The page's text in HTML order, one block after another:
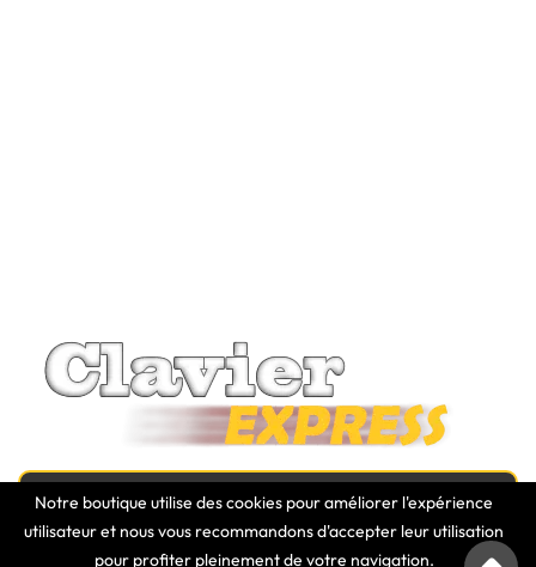
Notre boutique utilise des cookies pour améliorer l'expérience
utilisateur et nous vous recommandons d'accepter leur utilisation
pour profiter pleinement de votre navigation.
NEWSLETTER